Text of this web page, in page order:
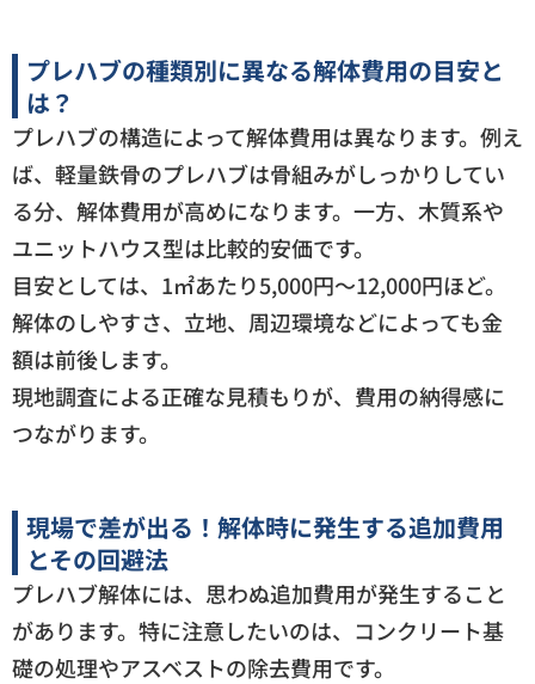
プレハブの種類別に異なる解体費用の目安と
は？
プレハブの構造によって解体費用は異なります。例え
ば、軽量鉄骨のプレハブは骨組みがしっかりしてい
る分、解体費用が高めになります。一方、木質系や
ユニットハウス型は比較的安価です。
目安としては、1㎡あたり5,000円～12,000円ほど。
解体のしやすさ、立地、周辺環境などによっても金
額は前後します。
現地調査による正確な見積もりが、費用の納得感に
つながります。
現場で差が出る！解体時に発生する追加費用
とその回避法
プレハブ解体には、思わぬ追加費用が発生すること
があります。特に注意したいのは、コンクリート基
礎の処理やアスベストの除去費用です。